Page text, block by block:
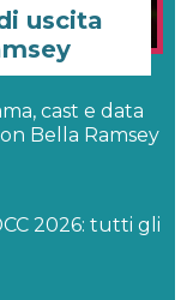
uscita
cast e data
Bella Ramsey
2026: tutti gli